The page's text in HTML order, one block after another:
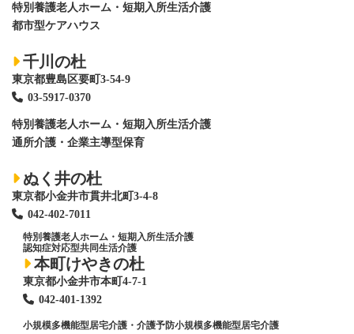
特別養護老人ホーム ・短期入所生活介護
都市型ケアハウス
千川の杜
東京都豊島区要町3-54-9
03-5917-0370
特別養護老人ホーム ・短期入所生活介護
通所介護・企業主導型保育
ぬく井の杜
東京都小金井市貫井北町3-4-8
042-402-7011
特別養護老人ホーム ・短期入所生活介護
認知症対応型共同生活介護
本町けやきの杜
東京都小金井市本町4-7-1
042-401-1392
小規模多機能型居宅介護・介護予防小規模多機能型居宅介護